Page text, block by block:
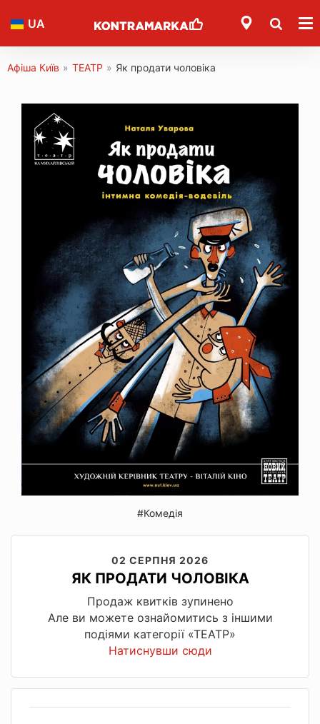
UA
Афіша Київ » ТЕАТР » Як продати чоловіка
#Комедія
02 СЕРПНЯ 2026
ЯК ПРОДАТИ ЧОЛОВІКА
Продаж квитків зупинено
Але ви можете ознайомитись з іншими
подіями категорії «ТЕАТР»
Натиснувши сюди